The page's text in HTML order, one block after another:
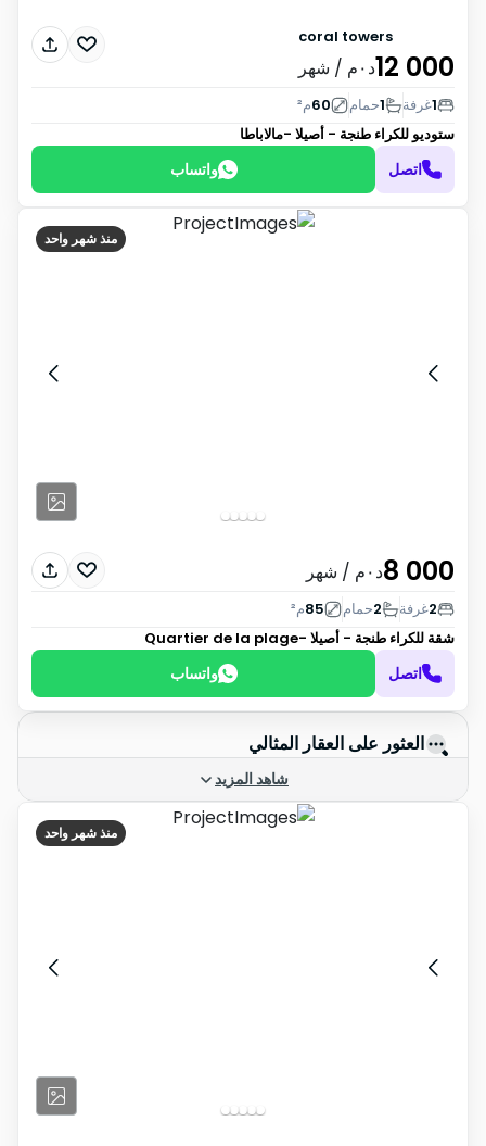
coral towers
12 000د٠م / شهر
1غرفة 1حمام 60م²
ستوديو للكراء طنجة - أصيلا -مالاباطا
اتصل واتساب
منذ شهر واحد
8 000د٠م / شهر
2غرفة 2حمام 85م²
شقة للكراء طنجة - أصيلا -Quartier de la plage
اتصل واتساب
العثور على العقار المثالي
شاهد المزيد
منذ شهر واحد